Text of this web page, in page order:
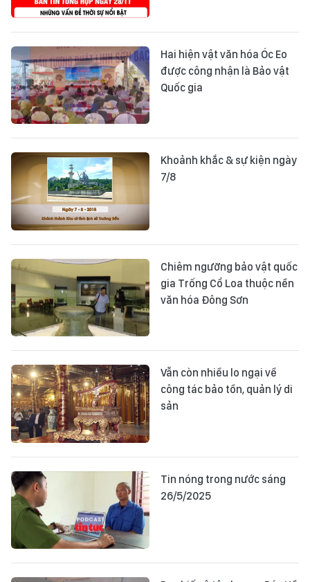
Hai hiện vật văn hóa Óc Eo
được công nhận là Bảo vật
Quốc gia
Khoảnh khắc & sự kiện ngày
7/8
Chiêm ngưỡng bảo vật quốc
gia Trống Cổ Loa thuộc nền
văn hóa Đông Sơn
Vẫn còn nhiều lo ngại về
công tác bảo tồn, quản lý di
sản
Tin nóng trong nước sáng
26/5/2025